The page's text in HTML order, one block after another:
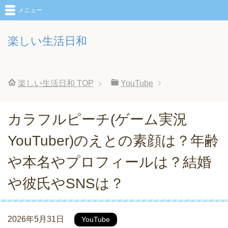
楽しい生活日和
メニュー
楽しい生活日和 TOP YouTube
カラフルピーチ(ゲーム実況
YouTuber)のえとの素顔は？年齢
や本名やプロフィールは？結婚
や彼氏やSNSは？
2026年5月31日 YouTube